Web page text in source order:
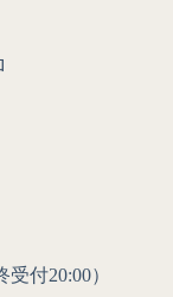
付20:00）